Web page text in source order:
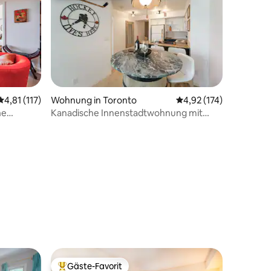
Bewertung: 4,81 von 5, 117 Bewertungen
4,81 (117)
Wohnung in Toronto Durchschnittliche
4,92 (174)
Kanadische Innenstadtwohnung mit
Gäste-Favorit